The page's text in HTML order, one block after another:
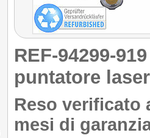
REF-94299-
puntatore laser
Reso verificato
mesi di